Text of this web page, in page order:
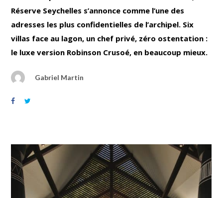
Réserve Seychelles s’annonce comme l’une des
adresses les plus confidentielles de l’archipel. Six
villas face au lagon, un chef privé, zéro ostentation :
le luxe version Robinson Crusoé, en beaucoup mieux.
Gabriel Martin